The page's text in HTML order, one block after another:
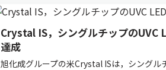
Crystal IS，シングルチップのUVC
達成
旭化成グループの米Crystal ISは，シングル